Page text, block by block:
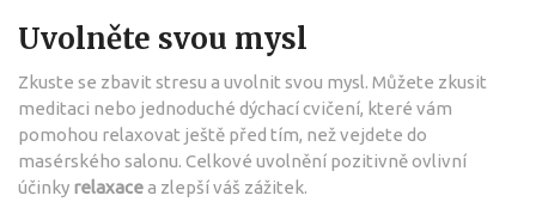
Uvolněte svou mysl
Zkuste se zbavit stresu a uvolnit svou mysl. Můžete zkusit
meditaci nebo jednoduché dýchací cvičení, které vám
pomohou relaxovat ještě před tím, než vejdete do
masérského salonu. Celkové uvolnění pozitivně ovlivní
účinky relaxacea zlepší váš zážitek.